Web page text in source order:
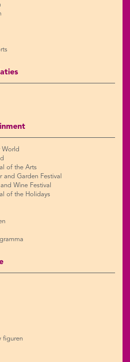
World
of the Arts
and Garden Festival
Wine Festival
of the Holidays
figuren